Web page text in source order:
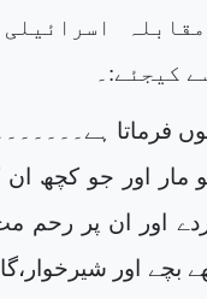
کیجئے:۔
فرماتا
مار اور جو کچھ
اور ان پر رحم
بچے اور